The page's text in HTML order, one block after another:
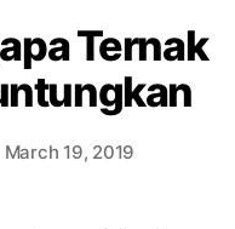
Ternak
March 19, 2019